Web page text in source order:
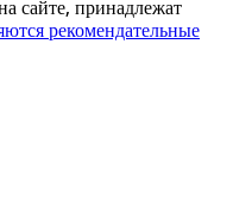
сайте, принадлежат
рекомендательные